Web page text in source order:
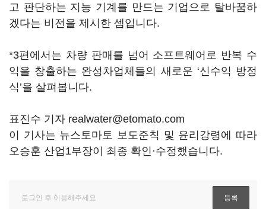
고 판단하는 지능 기계를 만드는 기업으로 탈바꿈하
겠다는 비전을 제시한 셈입니다.
*3편에서는 차량 판매를 넘어 소프트웨어로 반복 수
익을 창출하는 완성차업체들의 새로운 ‘신수익 방정
식’을 살펴봅니다.
표진수 기자 realwater@etomato.com
이 기사는 뉴스토마토 보도준칙 및 윤리강령에 따라
오승훈 산업1부장이 최종 확인·수정했습니다.